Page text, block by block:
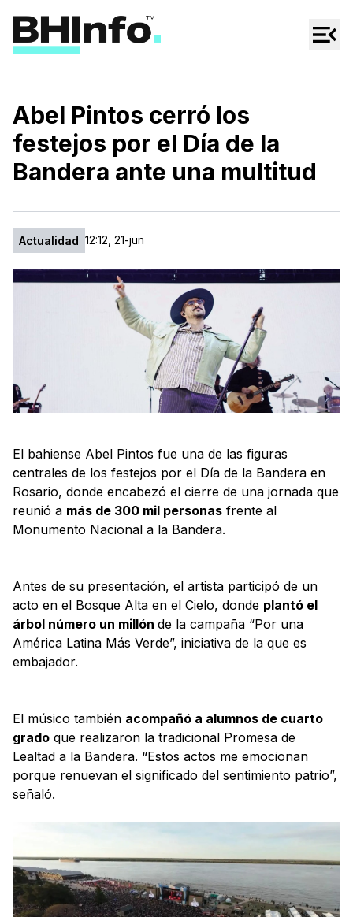
Regionales
Espectáculos
Tecno
Abel Pintos cerró los
festejos por el Día de la
Bandera ante una multitud
Actualidad 12:12, 21-jun
El bahiense Abel Pintos fue una de las figuras
centrales de los festejos por el Día de la Bandera en
Rosario, donde encabezó el cierre de una jornada que
reunió a más de 300 mil personas frente al
Monumento Nacional a la Bandera.
Antes de su presentación, el artista participó de un
acto en el Bosque Alta en el Cielo, donde plantó el
árbol número un millón de la campaña “Por una
América Latina Más Verde”, iniciativa de la que es
embajador.
El músico también acompañó a alumnos de cuarto
grado que realizaron la tradicional Promesa de
Lealtad a la Bandera. “Estos actos me emocionan
porque renuevan el significado del sentimiento patrio”,
señaló.